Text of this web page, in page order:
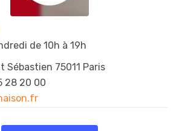
de 10h à 19h
Sébastien 75011 Paris
28 20 00